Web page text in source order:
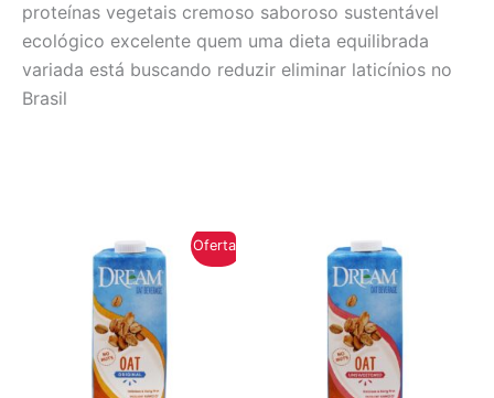
proteínas vegetais cremoso saboroso sustentável
ecológico excelente quem uma dieta equilibrada
variada está buscando reduzir eliminar laticínios no
Brasil
Oferta!